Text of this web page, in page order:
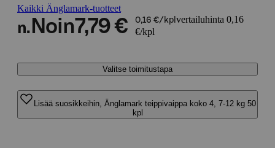
Kaikki Änglamark-tuotteet
n. Noin7,79 € 0,16 €/kpl vertailuhinta 0,16
€/kpl
Valitse toimitustapa
Lisää suosikkeihin, Änglamark teippivaippa koko 4, 7-12 kg 50
kpl